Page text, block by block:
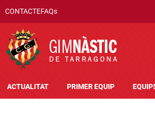
CONTACTEFAQs
ACTUALITAT PRIMER EQUIP